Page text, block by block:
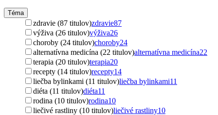
Téma
zdravie (87 titulov)zdravie87
výživa (26 titulov)výživa26
choroby (24 titulov)choroby24
alternatívna medicína (22 titulov)alternatívna medicína22
terapia (20 titulov)terapia20
recepty (14 titulov)recepty14
liečba bylinkami (11 titulov)liečba bylinkami11
diéta (11 titulov)diéta11
rodina (10 titulov)rodina10
liečivé rastliny (10 titulov)liečivé rastliny10